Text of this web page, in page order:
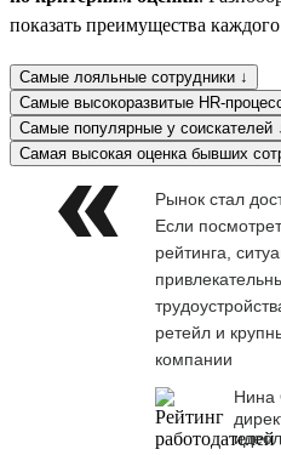
показать преимущества
Самые лояльные сотрудники ↓
Самые высокоразвитые HR-
Самые популярные у соискателей
Самая высокая оценка бывших
Рынок стал
Если
рейтинга,
ретейл и
компании
Нина